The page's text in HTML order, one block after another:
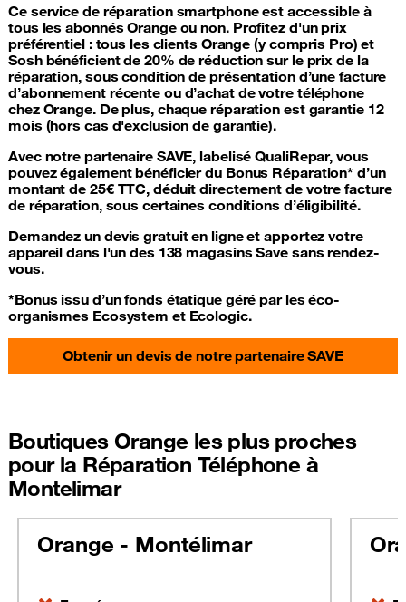
Ce service de réparation smartphoneest accessible à
tous les abonnés Orange ou non. Profitez d'un prix
préférentiel : tous les clients Orange (y compris Pro) et
Sosh bénéficient de 20% de réduction sur le prix de la
réparation, sous condition de présentation d’une facture
d’abonnement récente ou d’achat de votre téléphone
chez Orange. De plus, chaque réparation est garantie 12
mois (hors cas d'exclusion de garantie).
Avec notre partenaire SAVE, labelisé QualiRepar, vous
pouvez également bénéficier du Bonus Réparation* d’un
montant de 25€ TTC, déduit directement de votre facture
de réparation, sous certaines conditions d’éligibilité.
Demandez un devis gratuit en ligne et apportez votre
appareil dans l'un des 138 magasins Save sans rendez-
vous.
*Bonus issu d’un fonds étatique géré par les éco-
organismes Ecosystem et Ecologic.
Obtenir un devis de notre partenaire SAVE
Boutiques Orange les plus proches
pour la Réparation Téléphone à
Montelimar
Orange - Montélimar